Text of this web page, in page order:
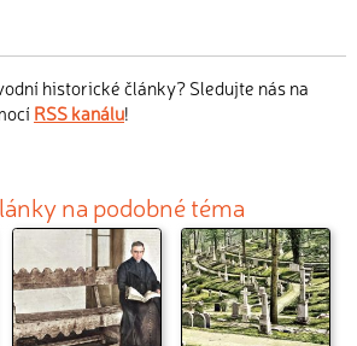
historické články? Sledujte nás na
RSS kanálu!
na podobné téma